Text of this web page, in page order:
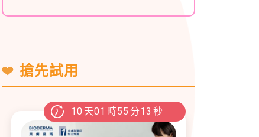
搶先試用
10 天01 時55 分12 秒